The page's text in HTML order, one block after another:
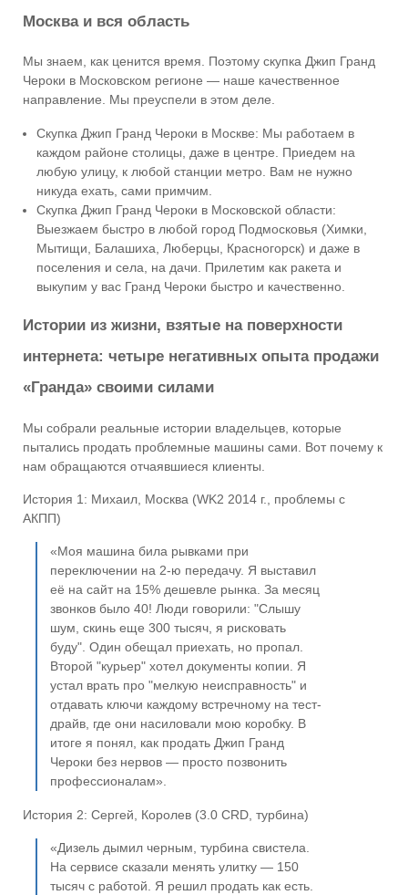
Москва и вся область
Мы знаем, как ценится время. Поэтому скупка Джип Гранд
Чероки в Московском регионе — наше качественное
направление. Мы преуспели в этом деле.
Скупка Джип Гранд Чероки в Москве: Мы работаем в
каждом районе столицы, даже в центре. Приедем на
любую улицу, к любой станции метро. Вам не нужно
никуда ехать, сами примчим.
Скупка Джип Гранд Чероки в Московской области:
Выезжаем быстро в любой город Подмосковья (Химки,
Мытищи, Балашиха, Люберцы, Красногорск) и даже в
поселения и села, на дачи. Прилетим как ракета и
выкупим у вас Гранд Чероки быстро и качественно.
Истории из жизни, взятые на поверхности
интернета: четыре негативных опыта продажи
«Гранда» своими силами
Мы собрали реальные истории владельцев, которые
пытались продать проблемные машины сами. Вот почему к
нам обращаются отчаявшиеся клиенты.
История 1: Михаил, Москва (WK2 2014 г., проблемы с
АКПП)
«Моя машина била рывками при
переключении на 2-ю передачу. Я выставил
её на сайт на 15% дешевле рынка. За месяц
звонков было 40! Люди говорили: "Слышу
шум, скинь еще 300 тысяч, я рисковать
буду". Один обещал приехать, но пропал.
Второй "курьер" хотел документы копии. Я
устал врать про "мелкую неисправность" и
отдавать ключи каждому встречному на тест-
драйв, где они насиловали мою коробку. В
итоге я понял, как продать Джип Гранд
Чероки без нервов — просто позвонить
профессионалам».
История 2: Сергей, Королев (3.0 CRD, турбина)
«Дизель дымил черным, турбина свистела.
На сервисе сказали менять улитку — 150
тысяч с работой. Я решил продать как есть.